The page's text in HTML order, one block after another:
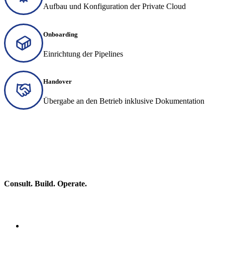
Aufbau und Konfiguration der Private Cloud
Onboarding
Einrichtung der Pipelines
Handover
Übergabe an den Betrieb inklusive Dokumentation
Consult. Build. Operate.